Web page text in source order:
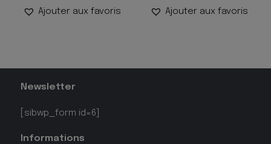
Ajouter aux favoris Ajouter aux favoris
Newsletter
[sibwp_form id=6]
Informations